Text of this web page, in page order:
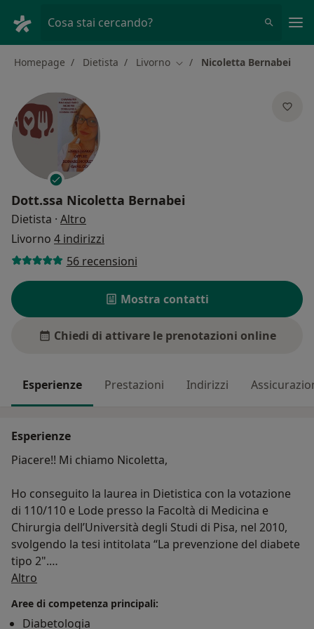
Cosa stai cercando?
Homepage Dietista Livorno Cambia città
Nicoletta Bernabei
Dott.ssa Nicoletta Bernabei
Dietista · Altro
Livorno 4 indirizzi
56 recensioni
Mostra contatti
Chiedi di attivare le prenotazioni online
Esperienze Prestazioni Indirizzi
Esperienze
Piacere​!! Mi chiamo Nicoletta,
Ho conseguito la laurea in Dietistica con la votazione
di 110/110 e Lode presso la Facoltà di Medicina e
Chirurgia dell’Università degli Studi di Pisa, nel 2010,​
svolgendo la tesi intitolata “La prevenzione del diabete
tipo 2".
Giuliano Terme, per svolgere uno studio che mi ha
Altro
Aree di competenza principali:
Diabetologia